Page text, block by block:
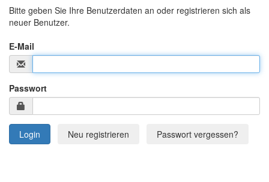
Bitte geben Sie Ihre Benutzerdaten an oder registrieren sich als
neuer Benutzer.
E-Mail
Passwort
Login Neu registrieren Passwort vergessen?